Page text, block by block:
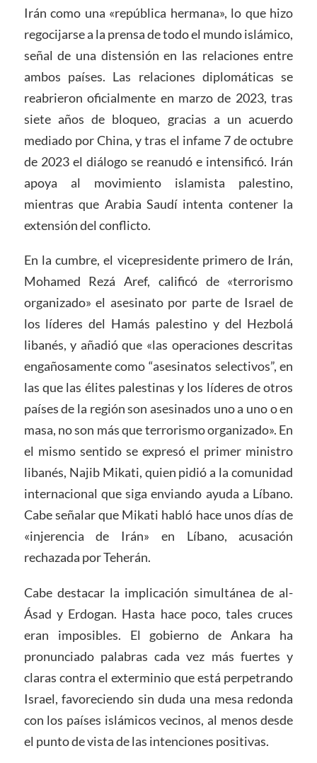
Irán como una «república hermana», lo que hizo
regocijarse a la prensa de todo el mundo islámico,
señal de una distensión en las relaciones entre
ambos países. Las relaciones diplomáticas se
reabrieron oficialmente en marzo de 2023, tras
siete años de bloqueo, gracias a un acuerdo
mediado por China, y tras el infame 7 de octubre
de 2023 el diálogo se reanudó e intensificó. Irán
apoya al movimiento islamista palestino,
mientras que Arabia Saudí intenta contener la
extensión del conflicto.
En la cumbre, el vicepresidente primero de Irán,
Mohamed Rezá Aref, calificó de «terrorismo
organizado» el asesinato por parte de Israel de
los líderes del Hamás palestino y del Hezbolá
libanés, y añadió que «las operaciones descritas
engañosamente como “asesinatos selectivos”, en
las que las élites palestinas y los líderes de otros
países de la región son asesinados uno a uno o en
masa, no son más que terrorismo organizado». En
el mismo sentido se expresó el primer ministro
libanés, Najib Mikati, quien pidió a la comunidad
internacional que siga enviando ayuda a Líbano.
Cabe señalar que Mikati habló hace unos días de
«injerencia de Irán» en Líbano, acusación
rechazada por Teherán.
Cabe destacar la implicación simultánea de al-
Ásad y Erdogan. Hasta hace poco, tales cruces
eran imposibles. El gobierno de Ankara ha
pronunciado palabras cada vez más fuertes y
claras contra el exterminio que está perpetrando
Israel, favoreciendo sin duda una mesa redonda
con los países islámicos vecinos, al menos desde
el punto de vista de las intenciones positivas.